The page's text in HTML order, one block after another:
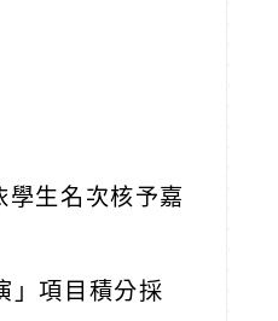
生名次核予嘉
」項目積分採